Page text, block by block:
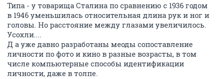
Типа - у товарища Сталина по сравнению с 1936 годом
в 1946 уменьшилась относительная длина рук и ног и
головы. Но расстояние между глазами увеличилось.
Усохли....
Д а уже давно разработаны меоды сопоставление
личности по фото и кино в разные возрасты, в том
числе компьютерные способы идентификации
личности, даже в толпе.